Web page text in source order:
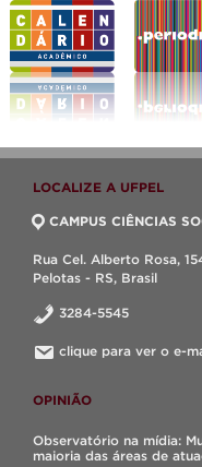
LOCALIZE A UFPEL
CAMPUS CIÊNCIAS
Rua Cel. Alberto Rosa,
Pelotas - RS, Brasil
3284-5545
clique para ver o e-
OPINIÃO
Observatório na mídia:
maioria das áreas de